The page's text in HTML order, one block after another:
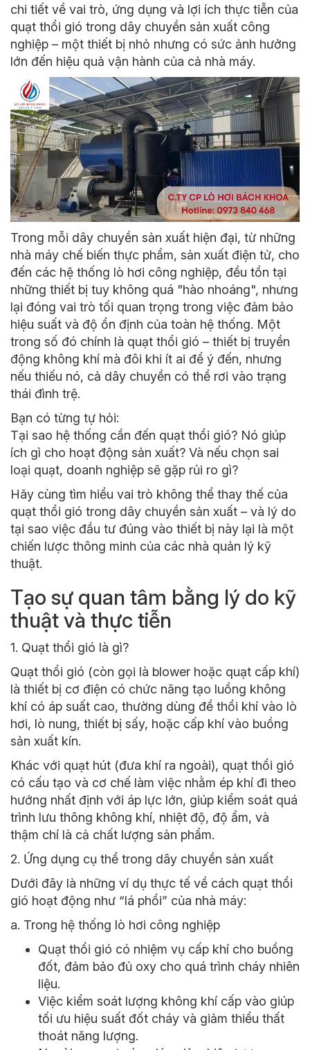
chi tiết về vai trò, ứng dụng và lợi ích thực tiễn của
quạt thổi gió trong dây chuyền sản xuất công
nghiệp – một thiết bị nhỏ nhưng có sức ảnh hưởng
lớn đến hiệu quả vận hành của cả nhà máy.
Trong mỗi dây chuyền sản xuất hiện đại, từ những
nhà máy chế biến thực phẩm, sản xuất điện tử, cho
đến các hệ thống lò hơi công nghiệp, đều tồn tại
những thiết bị tuy không quá "hào nhoáng", nhưng
lại đóng vai trò tối quan trọng trong việc đảm bảo
hiệu suất và độ ổn định của toàn hệ thống. Một
trong số đó chính là quạt thổi gió – thiết bị truyền
động không khí mà đôi khi ít ai để ý đến, nhưng
nếu thiếu nó, cả dây chuyền có thể rơi vào trạng
thái đình trệ.
Bạn có từng tự hỏi:
Tại sao hệ thống cần đến quạt thổi gió? Nó giúp
ích gì cho hoạt động sản xuất? Và nếu chọn sai
loại quạt, doanh nghiệp sẽ gặp rủi ro gì?
Hãy cùng tìm hiểu vai trò không thể thay thế của
quạt thổi gió trong dây chuyền sản xuất – và lý do
tại sao việc đầu tư đúng vào thiết bị này lại là một
chiến lược thông minh của các nhà quản lý kỹ
thuật.
Tạo sự quan tâm bằng lý do kỹ
thuật và thực tiễn
1. Quạt thổi gió là gì?
Quạt thổi gió (còn gọi là blower hoặc quạt cấp khí)
là thiết bị cơ điện có chức năng tạo luồng không
khí có áp suất cao, thường dùng để thổi khí vào lò
hơi, lò nung, thiết bị sấy, hoặc cấp khí vào buồng
sản xuất kín.
Khác với quạt hút (đưa khí ra ngoài), quạt thổi gió
có cấu tạo và cơ chế làm việc nhằm ép khí đi theo
hướng nhất định với áp lực lớn, giúp kiểm soát quá
trình lưu thông không khí, nhiệt độ, độ ẩm, và
thậm chí là cả chất lượng sản phẩm.
2. Ứng dụng cụ thể trong dây chuyền sản xuất
Dưới đây là những ví dụ thực tế về cách quạt thổi
gió hoạt động như “lá phổi” của nhà máy:
a. Trong hệ thống lò hơi công nghiệp
Quạt thổi gió có nhiệm vụ cấp khí cho buồng
đốt, đảm bảo đủ oxy cho quá trình cháy nhiên
liệu.
Việc kiểm soát lượng không khí cấp vào giúp
tối ưu hiệu suất đốt cháy và giảm thiểu thất
thoát năng lượng.